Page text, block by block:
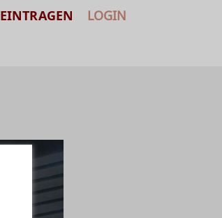
EINTRAGEN LOGIN